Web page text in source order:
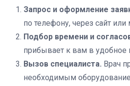
Запрос и оформление
по телефону, через сайт
Подбор времени и
прибывает к вам в удобное
Вызов специалиста. Врач
необходимым